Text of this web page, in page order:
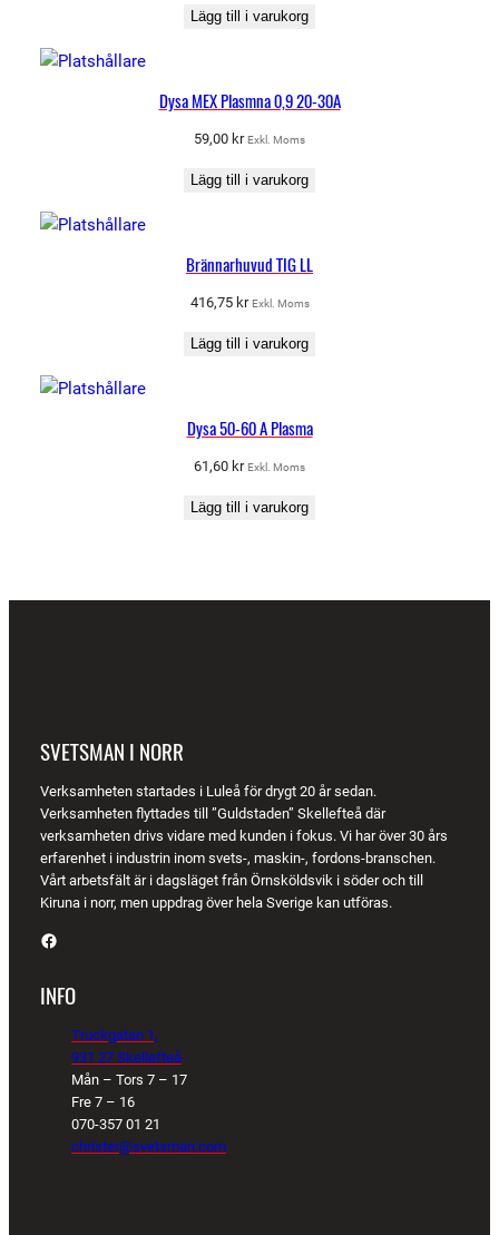
Lägg till i varukorg
Dysa MEX Plasmna 0,9 20-30A
59,00 kr Exkl. Moms
Lägg till i varukorg
Brännarhuvud TIG LL
416,75 kr Exkl. Moms
Lägg till i varukorg
Dysa 50-60 A Plasma
61,60 kr Exkl. Moms
Lägg till i varukorg
SVETSMAN I NORR
Verksamheten startades i Luleå för drygt 20 år sedan.
Verksamheten flyttades till ”Guldstaden” Skellefteå där
verksamheten drivs vidare med kunden i fokus. Vi har över 30 års
erfarenhet i industrin inom svets-, maskin-, fordons-branschen.
Vårt arbetsfält är i dagsläget från Örnsköldsvik i söder och till
Kiruna i norr, men uppdrag över hela Sverige kan utföras.
Facebook
INFO
Truckgatan 1,
931 27 Skellefteå
Mån – Tors 7 – 17
Fre 7 – 16
070-357 01 21
christer@svetsman.com